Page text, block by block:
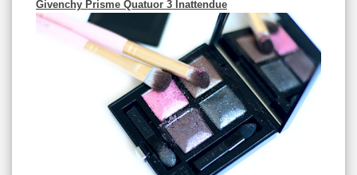
Givenchy Prisme Quatuor 3 Inattendue